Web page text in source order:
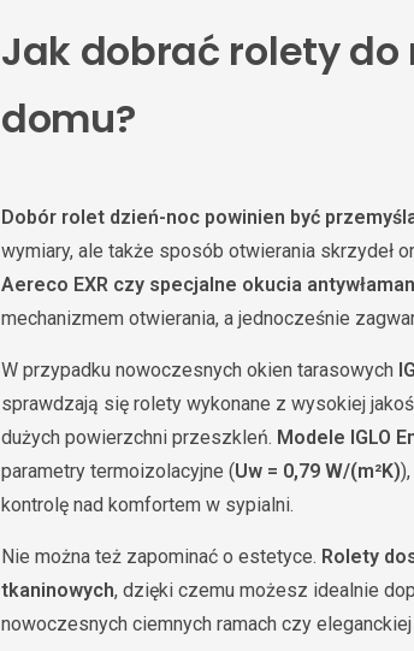
Jak dobrać rolety do
domu?
Dobór rolet dzień-noc powinien być
wymiary, ale także sposób otwierania skrzydeł
Aereco EXR czy specjalne okucia
mechanizmem otwierania, a jednocześnie
W przypadku nowoczesnych okien tarasowych
sprawdzają się rolety wykonane z wysokiej
dużych powierzchni przeszkleń. Modele IGLO
parametry termoizolacyjne (Uw = 0,79 W/(m²K)
kontrolę nad komfortem w sypialni.
Nie można też zapominać o estetyce. Rolety
tkaninowych, dzięki czemu możesz idealnie
nowoczesnych ciemnych ramach czy